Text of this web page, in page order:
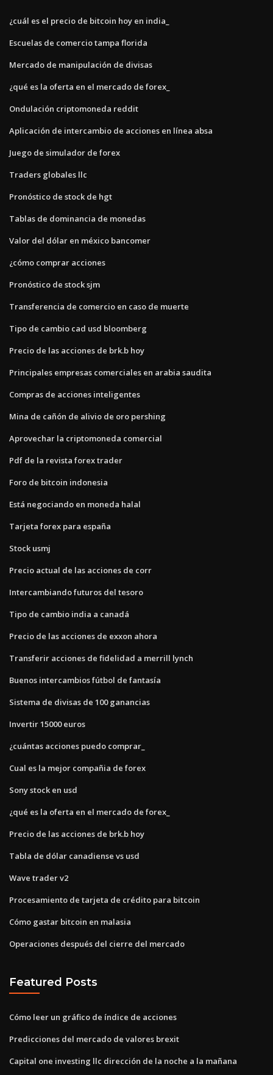
¿cuál es el precio de bitcoin hoy en india_
Escuelas de comercio tampa florida
Mercado de manipulación de divisas
¿qué es la oferta en el mercado de forex_
Ondulación criptomoneda reddit
Aplicación de intercambio de acciones en línea absa
Juego de simulador de forex
Traders globales llc
Pronóstico de stock de hgt
Tablas de dominancia de monedas
Valor del dólar en méxico bancomer
¿cómo comprar acciones
Pronóstico de stock sjm
Transferencia de comercio en caso de muerte
Tipo de cambio cad usd bloomberg
Precio de las acciones de brk.b hoy
Principales empresas comerciales en arabia saudita
Compras de acciones inteligentes
Mina de cañón de alivio de oro pershing
Aprovechar la criptomoneda comercial
Pdf de la revista forex trader
Foro de bitcoin indonesia
Está negociando en moneda halal
Tarjeta forex para españa
Stock usmj
Precio actual de las acciones de corr
Intercambiando futuros del tesoro
Tipo de cambio india a canadá
Precio de las acciones de exxon ahora
Transferir acciones de fidelidad a merrill lynch
Buenos intercambios fútbol de fantasía
Sistema de divisas de 100 ganancias
Invertir 15000 euros
¿cuántas acciones puedo comprar_
Cual es la mejor compañia de forex
Sony stock en usd
¿qué es la oferta en el mercado de forex_
Precio de las acciones de brk.b hoy
Tabla de dólar canadiense vs usd
Wave trader v2
Procesamiento de tarjeta de crédito para bitcoin
Cómo gastar bitcoin en malasia
Operaciones después del cierre del mercado
Featured Posts
Cómo leer un gráfico de índice de acciones
Predicciones del mercado de valores brexit
Capital one investing llc dirección de la noche a la mañana